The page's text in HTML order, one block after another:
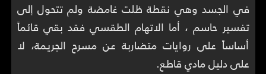
في الجسد وهي نقطة ظلت غامضة ولم تتحول إلى
تفسير حاسم ، أما الاتهام الطقسي فقد بقي قائماً
أساساً على روايات متضاربة عن مسرح الجريمة، لا
على دليل مادي قاطع.